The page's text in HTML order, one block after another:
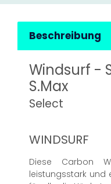
Beschreibung
Windsurf -
S.Max
Select
WINDSURF
Diese Carbon
leistungsstark und